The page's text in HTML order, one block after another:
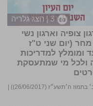
3 | הצג גלריה
צופיה וארגון נשי
(יום שני ט"ז
ומומלץ למדריכות
ולכל מי שמתעסקת
ה׳תשע״ז (26/06/2017))